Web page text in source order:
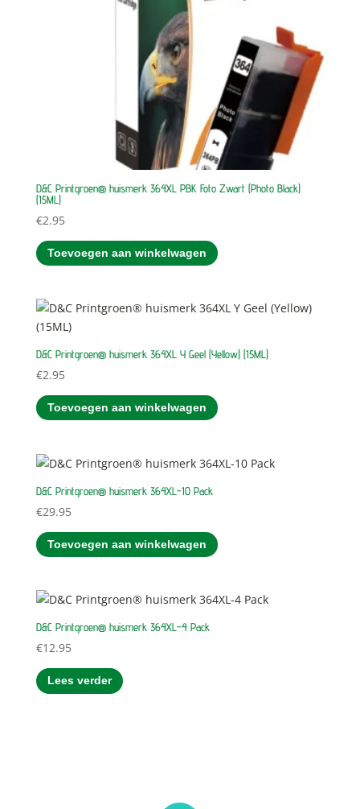
D&C Printgroen® huismerk 364XL PBK Foto Zwart (Photo Black)
(15ML)
€2.95
Toevoegen aan winkelwagen
D&C Printgroen® huismerk 364XL Y Geel (Yellow) (15ML)
€2.95
Toevoegen aan winkelwagen
D&C Printgroen® huismerk 364XL-10 Pack
€29.95
Toevoegen aan winkelwagen
D&C Printgroen® huismerk 364XL-4 Pack
€12.95
Lees verder